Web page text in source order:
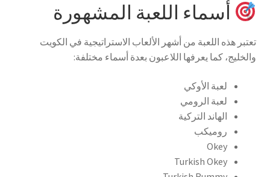
أسماء اللعبة المشهورة
تعتبر هذه اللعبة من أشهر الألعاب الاستراتيجية في الكويت
والخليج، كما يعرفها اللاعبون بعدة أسماء مختلفة:
لعبة الأوكي
لعبة الرومي
الهاند التركية
روميكب
Okey
Turkish Okey